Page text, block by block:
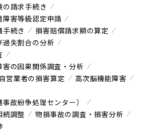
の請求手続き
害等級認定申請
手続き
損害賠償請求額の算定
過失割合の分析
の因果関係調査・分析
自営業者の損害算定
高次脳機能障害
故紛争処理センター）
続調整
物損事故の調査・損害分析